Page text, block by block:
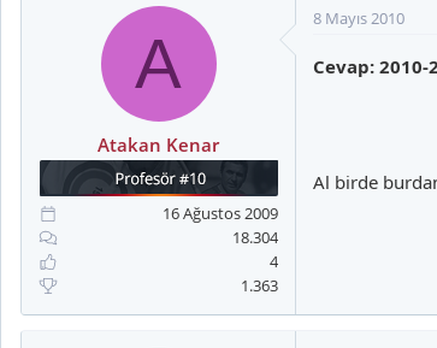
A
Atakan Kenar
16 Ağustos 2009
18.304
4
1.363
8 Mayıs 2010
Cevap:
Al birde